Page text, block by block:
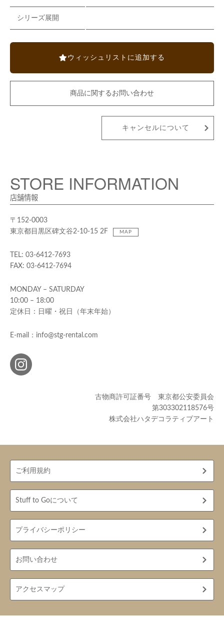
シリーズ展開
ウィッシュリストに追加する
商品に関するお問い合わせ
キャンセルについて
STORE INFORMATION
店舗情報
〒152-0003
東京都目黒区碑文谷2-10-15 2F
MAP
TEL: 03-6412-7693
FAX: 03-6412-7694
MONDAY – SATURDAY
10:00 – 18:00
定休日：日曜・祝日（年末年始）
E-mail：info@stg-rental.com
古物商許可証番号 東京都公安委員会
第303302118576号
株式会社ハタデコラティブアート
ご利用規約
Stuff to Goについて
プライバシーポリシー
お問い合わせ
アクセスマップ